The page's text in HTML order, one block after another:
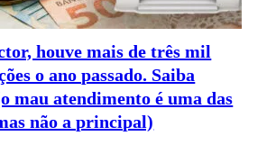
houve mais de três mil
o ano passado. Saiba
mau atendimento é uma das
não a principal)